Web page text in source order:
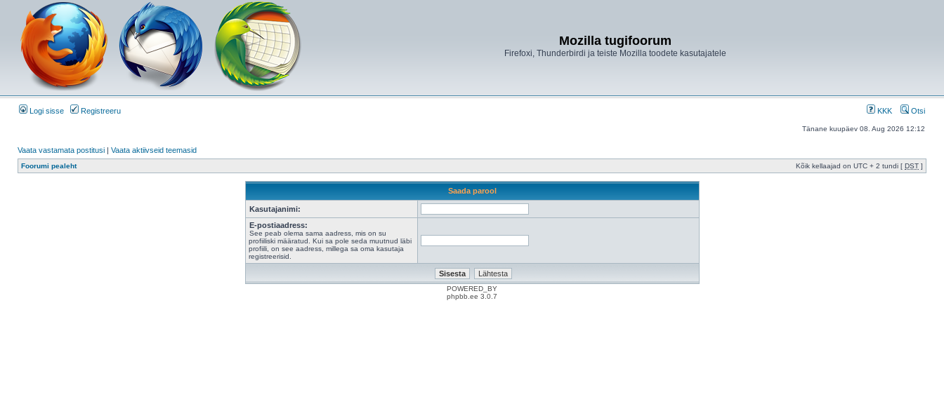
Mozilla tugifoorum
Firefoxi, Thunderbirdi ja teiste Mozilla toodete kasutajatele
Logi sisse Registreeru KKK Otsi
Tänane kuupäev 08. Aug 2026 12:12
Vaata vastamata postitusi | Vaata aktiivseid teemasid
Foorumi pealeht Kõik kellaajad on UTC + 2 tundi [ DST ]
Saada parool
Kasutajanimi:
E-postiaadress:
See peab olema sama aadress, mis on su
profiiliski määratud. Kui sa pole seda muutnud läbi
profiili, on see aadress, millega sa oma kasutaja
registreerisid.
POWERED_BY
phpbb.ee 3.0.7